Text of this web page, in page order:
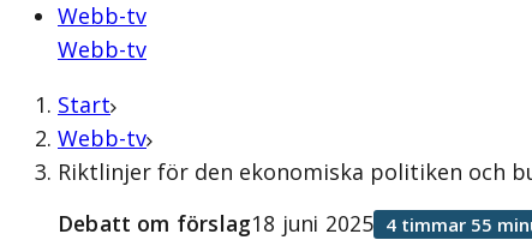
Webb-tv
Webb-tv
Start
Webb-tv
Riktlinjer för den ekonomiska politiken och
Debatt om förslag18 juni 2025 4 timmar 55